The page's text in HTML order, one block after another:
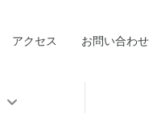
アクセス お問い合わせ